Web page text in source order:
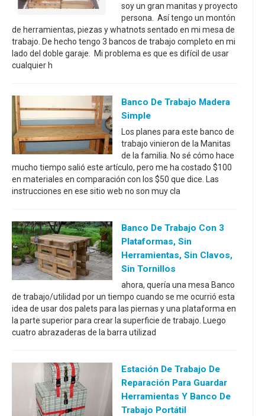
soy un gran manitas y proyecto
persona. Así tengo un montón
de herramientas, piezas y whatnots sentado en mi mesa de
trabajo. De hecho tengo 3 bancos de trabajo completo en mi
lado del doble garaje. Mi problema es que es difícil de usar
cualquier h
Banco De Trabajo Madera
Simple
Los planes para este banco de
trabajo vinieron de la Manitas
de la familia. No sé cómo hace
mucho tiempo salió este artículo, pero me ha costado $100
en materiales en comparación con los $50 que dice. Las
instrucciones en ese sitio web no son muy cla
Banco De Trabajo Con 3
Plataformas, Sin
Herramientas, Sin Clavos,
Sin Tornillos
ahora, quería una mesa Banco
de trabajo/utilidad por un tiempo cuando se me ocurrió esta
idea de usar dos palets para las piernas y una plataforma en
la parte superior para crear la superficie de trabajo. Luego
cuatro abrazaderas de la barra utilizad
Estación De Trabajo De
Reparación Para Guardar
Herramientas Y Banco De
Trabajo Portátil